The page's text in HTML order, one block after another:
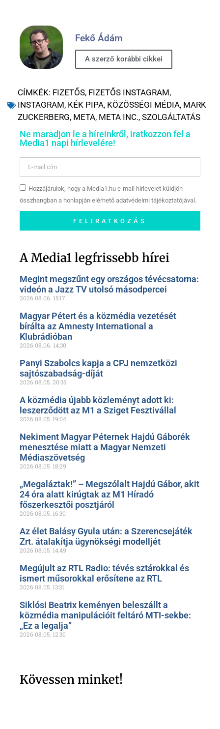
Fekő Ádám
A szerző korábbi cikkei
CÍMKÉK: FIZETŐS, FIZETŐS INSTAGRAM,
INSTAGRAM, KÉK PIPA, KÖZÖSSÉGI MÉDIA, MARK
ZUCKERBERG, META, META INC., SZOLGÁLTATÁS
Ne maradjon le a híreinkről, iratkozzon fel a
Media1 napi hírlevelére!
Hozzájárulok, hogy a Media1.hu e-mail hírlevelet küldjön
összhangban a honlapján elérhető adatvédelmi tájékoztatójával.
FELIRATKOZÁS
oldalunkon!
A Media1 legfrissebb hírei
Megint megszűnt egy országos tévécsatorna:
videón a Jazz TV utolsó másodpercei
2026.08.06. 15:17
Magyar Pétert és a közmédia vezetését
bírálta az Amnesty International a
Klubrádióban
2026.08.06. 14:30
Panyi Szabolcs kapja a CPJ nemzetközi
sajtószabadság-díját
2026.08.05. 20:35
A közmédia újabb közleményt adott ki:
leszerződött az M1 a Sziget Fesztivállal
2026.08.05. 19:04
Nekiment Magyar Péternek Hajdú Gáborék
menesztése miatt a Magyar Nemzeti
Médiaszövetség
2026.08.05. 18:29
„Megaláztak!” – Megszólalt Hajdú Gábor, akit
24 óra alatt kirúgtak az M1 Híradó
főszerkesztői posztjáról
2026.08.05. 16:30
Az élet Balásy Gyula után: a Szerencsejáték
Zrt. átalakítja ügynökségi modelljét
2026.08.05. 14:49
Megújult az RTL Radio: tévés sztárokkal és
ismert műsorokkal erősítene az RTL
2026.08.05. 13:31
Siklósi Beatrix keményen beleszállt a
közmédia manipulációit feltáró MTI-sekbe:
„Ez a legalja”
2026.08.05. 12:30
Kövessen minket!